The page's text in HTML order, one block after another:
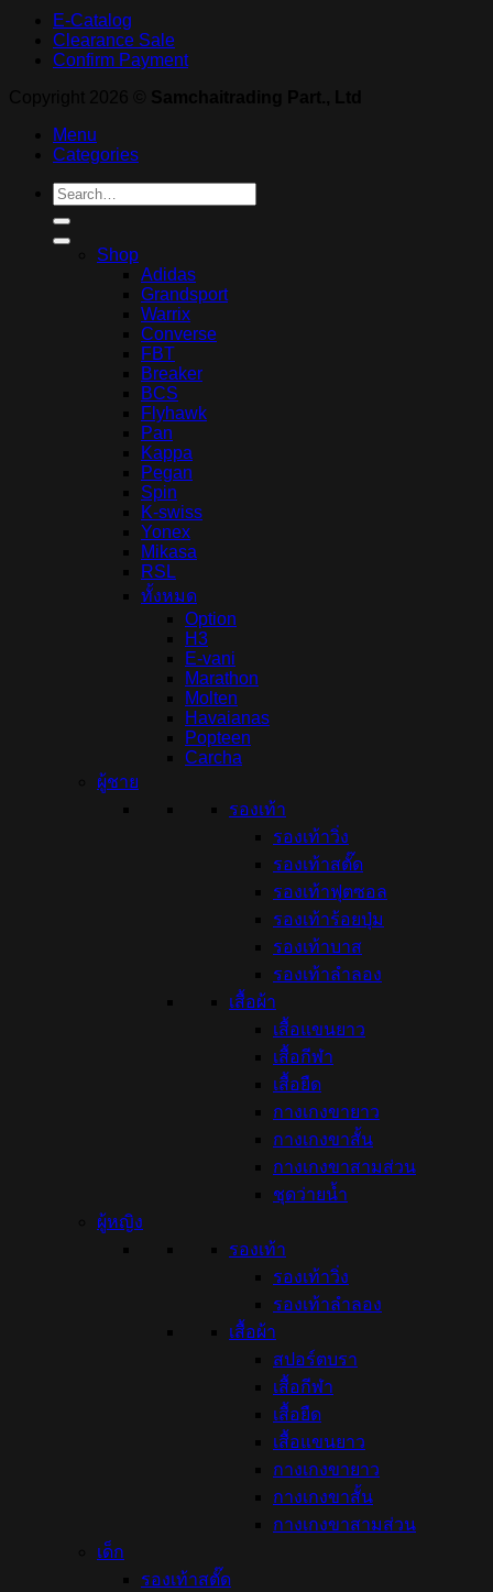
E-Catalog
Clearance Sale
Confirm Payment
Menu
Categories
Search
for:
Shop
Adidas
Grandsport
Warrix
Converse
FBT
Breaker
BCS
Flyhawk
Pan
Kappa
Pegan
Spin
K-swiss
Yonex
Mikasa
RSL
ทั้งหมด
Option
H3
E-vani
Marathon
Molten
Havaianas
Popteen
Carcha
ผู้ชาย
รองเท้า
รองเท้าวิ่ง
รองเท้าสตั๊ด
รองเท้าฟุตซอล
รองเท้าร้อยปุ่ม
รองเท้าบาส
รองเท้าลำลอง
เสื้อผ้า
เสื้อแขนยาว
เสื้อกีฬา
เสื้อยืด
กางเกงขายาว
กางเกงขาสั้น
กางเกงขาสามส่วน
ชุดว่ายน้ำ
ผู้หญิง
รองเท้า
รองเท้าวิ่ง
รองเท้าลำลอง
เสื้อผ้า
สปอร์ตบรา
เสื้อกีฬา
เสื้อยืด
เสื้อแขนยาว
กางเกงขายาว
กางเกงขาสั้น
กางเกงขาสามส่วน
เด็ก
รองเท้าสตั๊ด